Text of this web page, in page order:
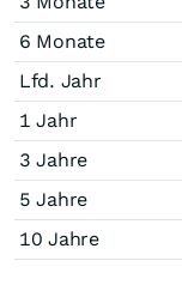
6 Monate
Lfd. Jahr
1 Jahr
3 Jahre
5 Jahre
10 Jahre